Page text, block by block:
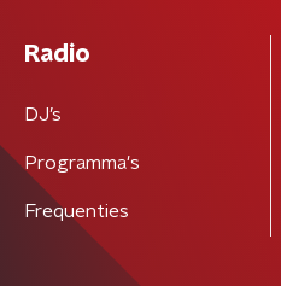
Radio
DJ’s
Programma's
Frequenties